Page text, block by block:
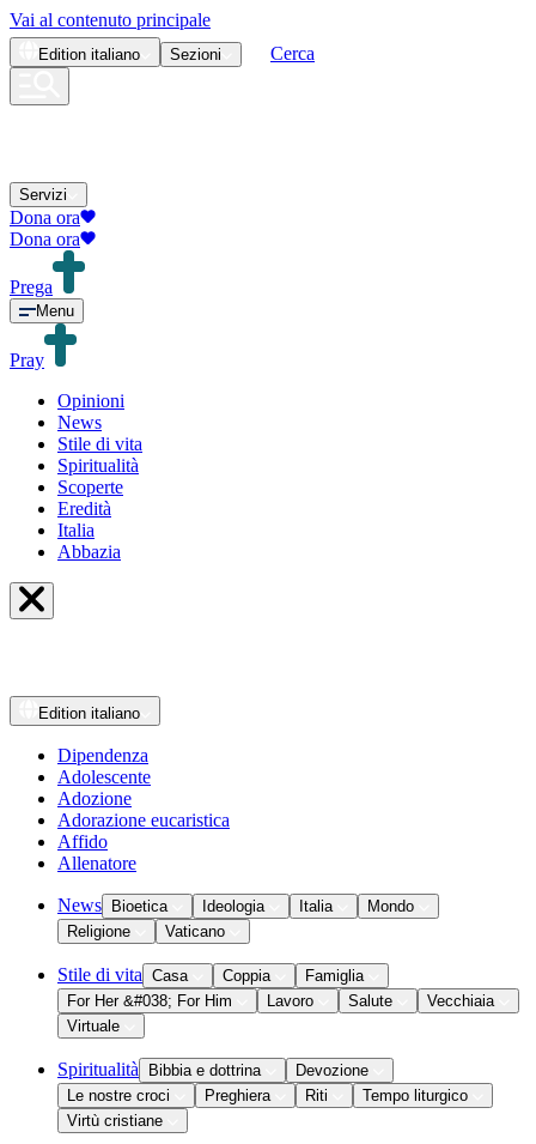
Vai al contenuto principale
Edition italiano Sezioni Cerca
Servizi
Dona ora
Dona ora
Prega
Menu
Pray
Opinioni
News
Stile di vita
Spiritualità
Scoperte
Eredità
Italia
Abbazia
Edition italiano
Dipendenza
Adolescente
Adozione
Adorazione eucaristica
Affido
Allenatore
News Bioetica Ideologia Italia
Mondo
Religione
Vaticano
Stile di vita Casa Coppia
Famiglia
For Her &#038; For Him
Lavoro Salute
Vecchiaia
Virtuale
Spiritualità Bibbia e dottrina
Devozione
Le nostre croci
Preghiera Riti
Tempo liturgico
Virtù cristiane